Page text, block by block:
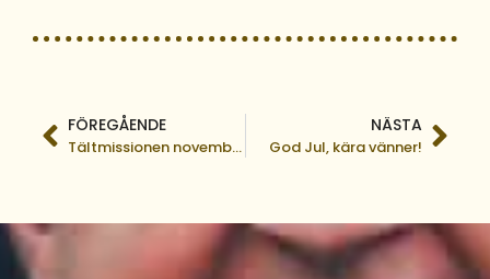
FÖREGÅENDE
Tältmissionen november 2024
NÄSTA
God Jul, kära vänner!